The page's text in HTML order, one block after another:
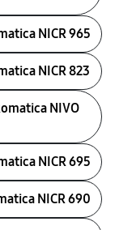
NICR 965
NICR 823
NIVO
NICR 695
NICR 690